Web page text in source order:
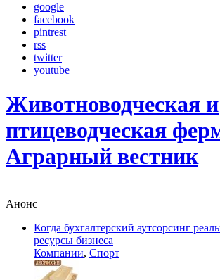
google
facebook
pintrest
rss
twitter
youtube
Животноводческая и
птицеводческая
Аграрный вестник
Анонс
Когда бухгалтерский аутсорсинг
ресурсы бизнеса
Компании, Спорт